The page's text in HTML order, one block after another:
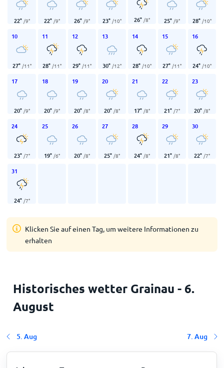
22° /9° 22° /9° 26° /9° 23° /10° 26° /8° 25° /9° 28° /10°
10
27° /11°
11
28° /11°
12
29° /11°
13
30° /12°
14
28° /10°
15
27° /11°
16
24° /10°
17
20° /9°
18
20° /9°
19
20° /8°
20
20° /8°
21
17° /8°
22
21° /7°
23
20° /8°
24
23° /7°
25
19° /6°
26
20° /8°
27
25° /8°
28
24° /8°
29
21° /8°
30
22° /7°
31
24° /7°
Klicken Sie auf einen Tag, um weitere Informationen zu
erhalten
Historisches wetter Grainau - 6.
August
5. Aug 7. Aug